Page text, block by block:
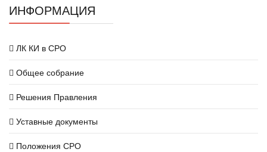
ИНФОРМАЦИЯ
ЛК КИ в СРО
Общее собрание
Решения Правления
Уставные документы
Положения СРО